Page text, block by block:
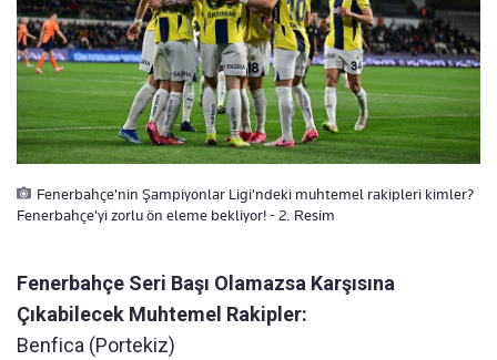
Fenerbahçe'nin Şampiyonlar Ligi'ndeki muhtemel rakipleri kimler?
Fenerbahçe'yi zorlu ön eleme bekliyor! - 2. Resim
Fenerbahçe Seri Başı Olamazsa Karşısına
Çıkabilecek Muhtemel Rakipler:
Benfica (Portekiz)